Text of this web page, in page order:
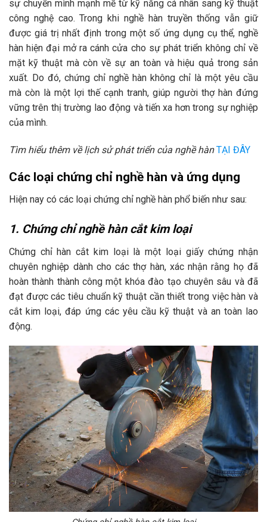
sự chuyển mình mạnh mẽ từ kỹ năng cá nhân sang kỹ thuật
công nghệ cao. Trong khi nghề hàn truyền thống vẫn giữ
được giá trị nhất định trong một số ứng dụng cụ thể, nghề
hàn hiện đại mở ra cánh cửa cho sự phát triển không chỉ về
mặt kỹ thuật mà còn về sự an toàn và hiệu quả trong sản
xuất. Do đó, chứng chỉ nghề hàn không chỉ là một yêu cầu
mà còn là một lợi thế cạnh tranh, giúp người thợ hàn đứng
vững trên thị trường lao động và tiến xa hơn trong sự nghiệp
của mình.
Tìm hiểu thêm về lịch sử phát triển của nghề hàn TẠI ĐÂY
Các loại chứng chỉ nghề hàn và ứng dụng
Hiện nay có các loại chứng chỉ nghề hàn phổ biến như sau:
1. Chứng chỉ nghề hàn cắt kim loại
Chứng chỉ hàn cắt kim loại là một loại giấy chứng nhận
chuyên nghiệp dành cho các thợ hàn, xác nhận rằng họ đã
hoàn thành thành công một khóa đào tạo chuyên sâu và đã
đạt được các tiêu chuẩn kỹ thuật cần thiết trong việc hàn và
cắt kim loại, đáp ứng các yêu cầu kỹ thuật và an toàn lao
động.